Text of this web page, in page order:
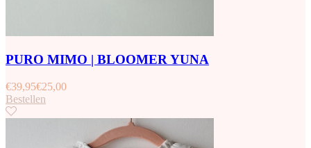
PURO MIMO | BLOOMER YUNA
€39,95€25,00
Bestellen